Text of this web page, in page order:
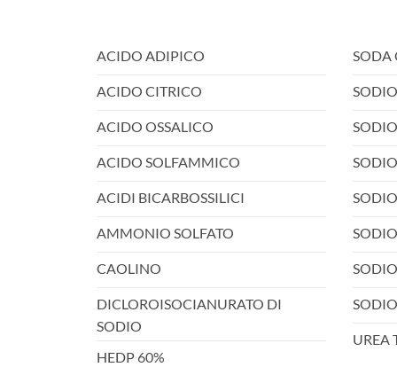
ACIDO ADIPICO
ACIDO CITRICO
ACIDO OSSALICO
ACIDO SOLFAMMICO
ACIDI BICARBOSSILICI
AMMONIO SOLFATO
CAOLINO
DICLOROISOCIANURATO DI
SODIO
HEDP 60%
SODA
UREA